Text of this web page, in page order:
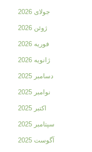
جولای 2026
ژوئن 2026
فوریه 2026
ژانویه 2026
دسامبر 2025
نوامبر 2025
اکتبر 2025
سپتامبر 2025
آگوست 2025